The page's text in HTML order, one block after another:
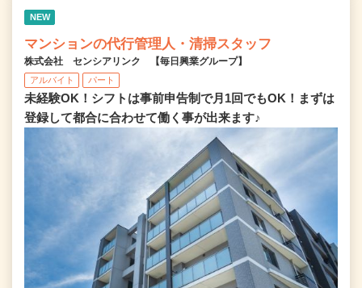
NEW
マンションの代行管理人・清掃スタッフ
株式会社 センシアリンク 【毎日興業グループ】
アルバイト パート
未経験OK！シフトは事前申告制で月1回でもOK！まずは
登録して都合に合わせて働く事が出来ます♪